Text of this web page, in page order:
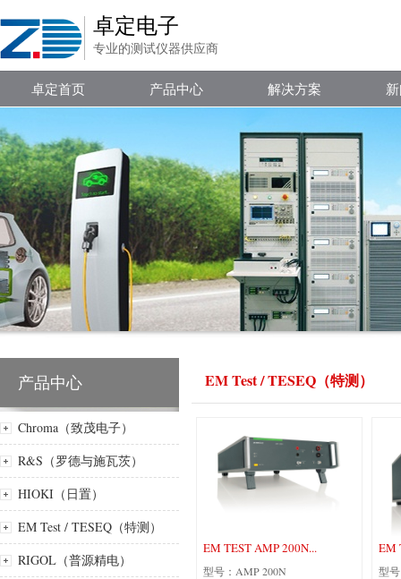
卓定电子
专业的测试仪器供应商
卓定首页 产品中心 解决方案
产品中心
Chroma（致茂电子）
R&S（罗德与施瓦茨）
HIOKI（日置）
EM Test / TESEQ（特测）
RIGOL（普源精电）
EM Test / TESEQ（特测）
EM TEST AMP 200N...
型号：AMP 200N
EM
型